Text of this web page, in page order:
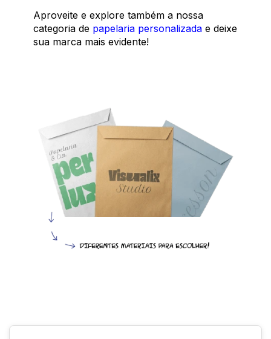
Aproveite e explore também a nossa
categoria de papelaria personalizada e deixe
sua marca mais evidente!